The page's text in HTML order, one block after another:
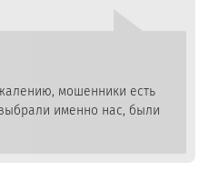
мошенники есть
именно нас, были